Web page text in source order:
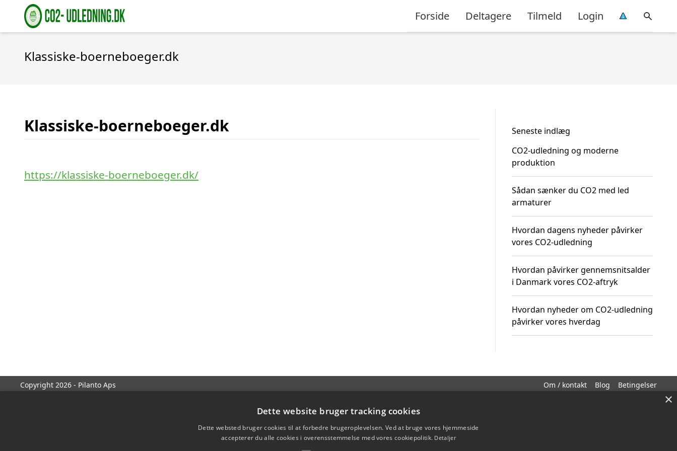
Forside Deltagere Tilmeld Login
Klassiske-boerneboeger.dk
Klassiske-boerneboeger.dk
https://klassiske-boerneboeger.dk/
Seneste indlæg
CO2-udledning og moderne
produktion
Sådan sænker du CO2 med led
armaturer
Hvordan dagens nyheder påvirker
vores CO2-udledning
Hvordan påvirker gennemsnitsalder
i Danmark vores CO2-aftryk
Hvordan nyheder om CO2-udledning
påvirker vores hverdag
Copyright 2026 - Pilanto Aps Om / kontakt Blog Betingelser
×
Dette website bruger tracking cookies
Dette websted bruger cookies til at forbedre brugeroplevelsen. Ved at bruge vores hjemmeside
accepterer du alle cookies i overensstemmelse med vores cookiepolitik. Detaljer